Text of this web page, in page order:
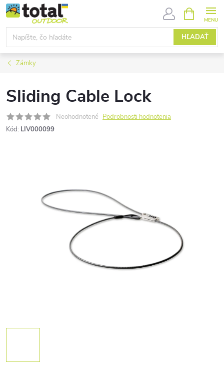
Prejsť
na
obsah
HĽADAŤ
KOŠÍK
Zámky
Sliding Cable Lock
Neohodnotené Podrobnosti hodnotenia
Kód: LIV000099